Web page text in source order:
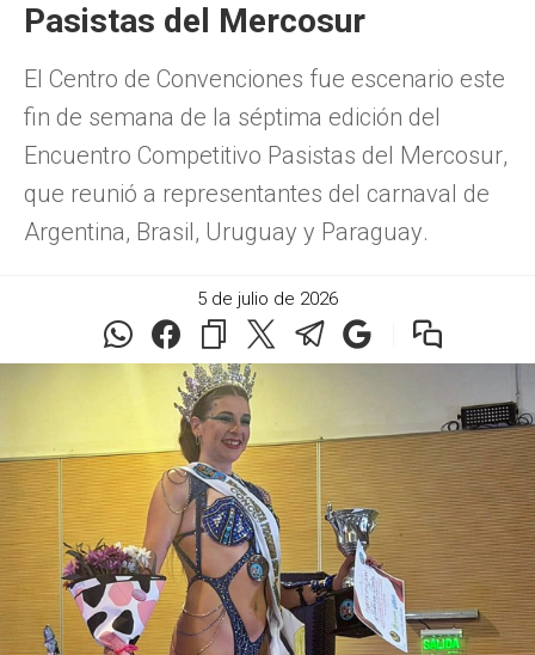
Pasistas del Mercosur
El Centro de Convenciones fue escenario este
fin de semana de la séptima edición del
Encuentro Competitivo Pasistas del Mercosur,
que reunió a representantes del carnaval de
Argentina, Brasil, Uruguay y Paraguay.
5 de julio de 2026